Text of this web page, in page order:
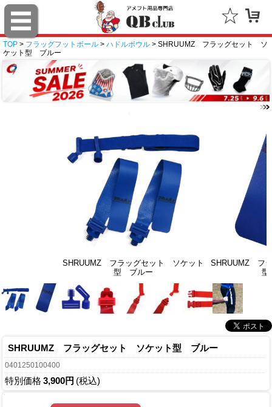
TOP > フラッグフットボール > ハドルボウル > SHRUUMZ フラッグセット ソ
ケット型 ブルー
SHRUUMZ フラッグセット ソケット
型 ブルー
SHRUUMZ フ
SHRUUMZ フラッグセット ソケット型 ブルー
0401250100400
特別価格 3,900円 (税込)